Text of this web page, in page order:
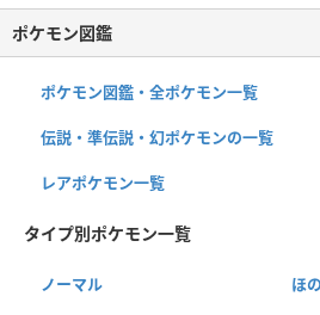
ポケモン図鑑
ポケモン図鑑・全ポケモン一覧
伝説・準伝説・幻ポケモンの一覧
レアポケモン一覧
タイプ別ポケモン一覧
ノーマル ほ